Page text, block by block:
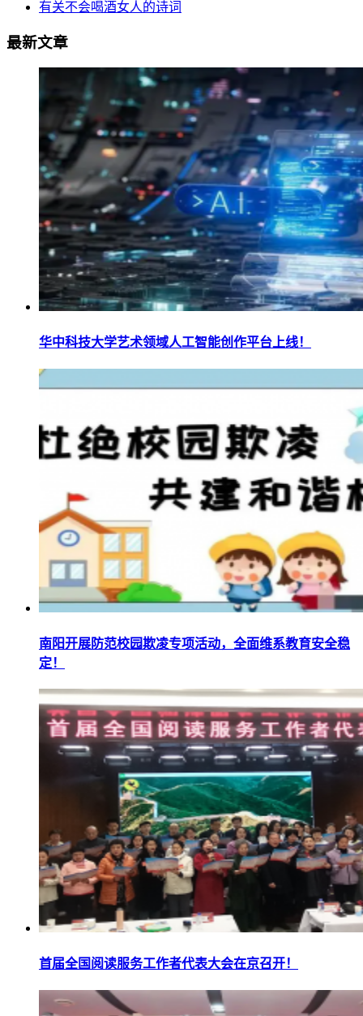
有关不会喝酒女人的诗词
最新文章
华中科技大学艺术领域人工智能创作平台上线！
南阳开展防范校园欺凌专项活动，全面维系教育安全稳
定！
首届全国阅读服务工作者代表大会在京召开！